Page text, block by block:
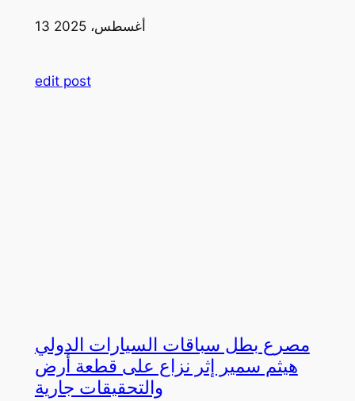
13 أغسطس، 2025
edit post
مصرع بطل سباقات السيارات الدولي
هيثم سمير إثر نزاع على قطعة أرض
والتحقيقات جارية